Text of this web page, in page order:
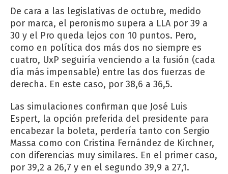
De cara a las legislativas de octubre, medido
por marca, el peronismo supera a LLA por 39 a
30 y el Pro queda lejos con 10 puntos. Pero,
como en política dos más dos no siempre es
cuatro, UxP seguiría venciendo a la fusión (cada
día más impensable) entre las dos fuerzas de
derecha. En este caso, por 38,6 a 36,5.
Las simulaciones confirman que José Luis
Espert, la opción preferida del presidente para
encabezar la boleta, perdería tanto con Sergio
Massa como con Cristina Fernández de Kirchner,
con diferencias muy similares. En el primer caso,
por 39,2 a 26,7 y en el segundo 39,9 a 27,1.